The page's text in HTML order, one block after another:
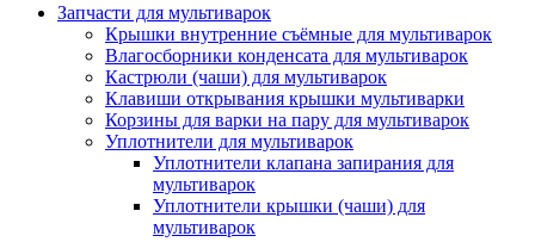
Запчасти для мультиварок
Крышки внутренние съёмные для мультиварок
Влагосборники конденсата для мультиварок
Кастрюли (чаши) для мультиварок
Клавиши открывания крышки мультиварки
Корзины для варки на пару для мультиварок
Уплотнители для мультиварок
Уплотнители клапана запирания для
мультиварок
Уплотнители крышки (чаши) для
мультиварок